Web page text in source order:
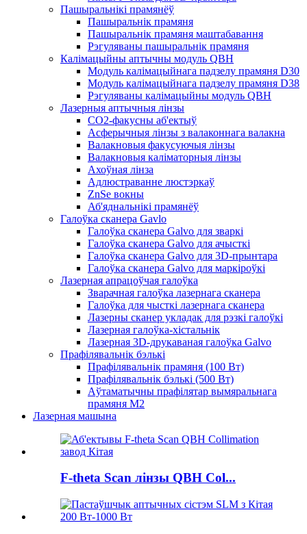
Пашыральнікі прамянёў
Пашыральнік прамяня
Пашыральнік прамяня маштабавання
Рэгуляваны пашыральнік прамяня
Калімацыйны аптычны модуль QBH
Модуль калімацыйнага падзелу прамяня D30
Модуль калімацыйнага падзелу прамяня D38
Рэгуляваны калімацыйны модуль QBH
Лазерныя аптычныя лінзы
CO2-факусны аб'ектыў
Асферычныя лінзы з валаконнага валакна
Валакновыя факусуючыя лінзы
Валакновыя каліматорныя лінзы
Ахоўная лінза
Адлюстраванне люстэркаў
ZnSe вокны
Аб'яднальнікі прамянёў
Галоўка сканера Gavlo
Галоўка сканера Galvo для зваркі
Галоўка сканера Galvo для ачысткі
Галоўка сканера Galvo для 3D-прынтара
Галоўка сканера Galvo для маркіроўкі
Лазерная апрацоўчая галоўка
Зварачная галоўка лазернага сканера
Галоўка для чысткі лазернага сканера
Лазерны сканер укладак для рэзкі галоўкі
Лазерная галоўка-хістальнік
Лазерная 3D-друкаваная галоўка Galvo
Прафілявальнік бэлькі
Прафілявальнік прамяня (100 Вт)
Прафілявальнік бэлькі (500 Вт)
Аўтаматычны прафілятар вымяральнага
прамяня M2
Лазерная машына
F-theta Scan лінзы QBH Col...